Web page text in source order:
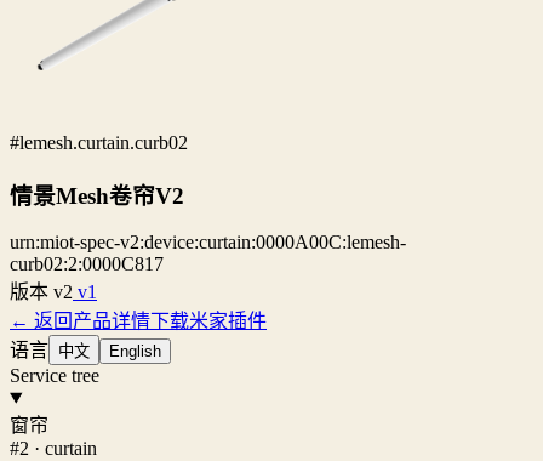
#lemesh.curtain.curb02
情景Mesh卷帘V2
urn:miot-spec-v2:device:curtain:0000A00C:lemesh-
curb02:2:0000C817
版本 v2 v1
← 返回产品详情下载米家插件
语言 中文 English
Service tree
窗帘
#2 · curtain